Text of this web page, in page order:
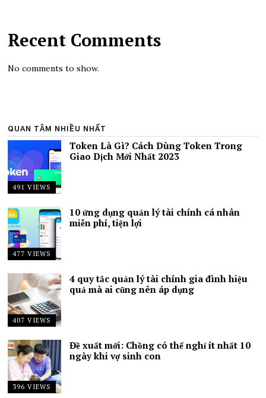
Recent Comments
No comments to show.
QUAN TÂM NHIỀU NHẤT
491 VIEWS
Token Là Gì? Cách Dùng Token Trong
Giao Dịch Mới Nhất 2023
477 VIEWS
10 ứng dụng quản lý tài chính cá nhân
miễn phí, tiện lợi
407 VIEWS
4 quy tắc quản lý tài chính gia đình hiệu
quả mà ai cũng nên áp dụng
396 VIEWS
Đề xuất mới: Chồng có thể nghỉ ít nhất 10
ngày khi vợ sinh con